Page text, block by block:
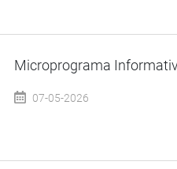
Microprograma
07-05-2026